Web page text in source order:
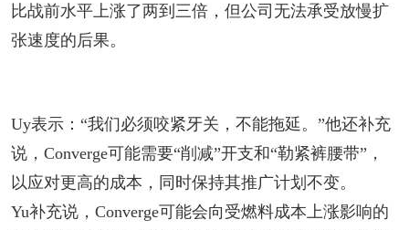
比战前水平上涨了两到三倍，但公司无法承受放慢扩
张速度的后果。
Uy表示：“我们必须咬紧牙关，不能拖延。”他还补充
说，Converge可能需要“削减”开支和“勒紧裤腰带”，
以应对更高的成本，同时保持其推广计划不变。
Yu补充说，Converge可能会向受燃料成本上涨影响的